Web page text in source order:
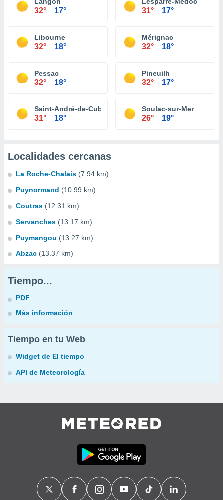
32° 17° 31° 17°
Libourne
32° 18°
Mérignac
32° 18°
Pessac
32° 18°
Pineuilh
32° 17°
Saint-André-de-Cubzac
31° 18°
Soulac-sur-Mer
26° 19°
Localidades cercanas
La Roche-Chalais (7.94 km)
Puynormand (10.99 km)
Coutras (12.31 km)
Servanches (13.17 km)
Puymangou (13.27 km)
Abzac (13.37 km)
Tiempo...
PDF
Más información
Tiempo en tu Web
Widget de El tiempo
API de Meteorología